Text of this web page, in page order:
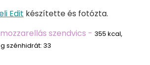
Edit készítette és fotózta.
szendvics - 355 kcal,
szénhidrát: 33